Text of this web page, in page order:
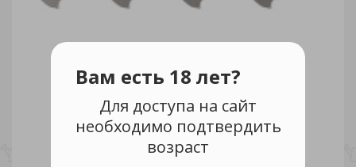
Вам есть 18 лет?
Для доступа на сайт
необходимо подтвердить
возраст